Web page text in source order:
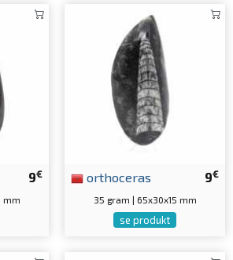
9€
mm
9€
orthoceras
35 gram | 65x30x15 mm
se produkt